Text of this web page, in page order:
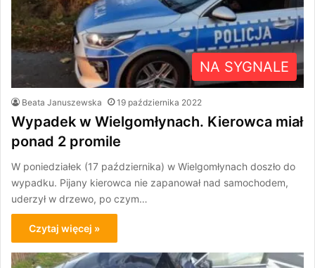
NA SYGNALE
Beata Januszewska 19 października 2022
Wypadek w Wielgomłynach. Kierowca miał
ponad 2 promile
W poniedziałek (17 października) w Wielgomłynach doszło do
wypadku. Pijany kierowca nie zapanował nad samochodem,
uderzył w drzewo, po czym…
Czytaj więcej »